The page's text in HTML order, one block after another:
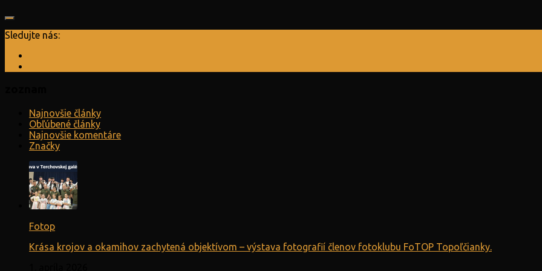
Sledujte nás:
Najnovšie články
Obľúbené články
Najnovšie komentáre
Značky
Fotop
Krása krojov a okamihov zachytená objektívom – výstava fotografií členov fotoklubu FoTOP Topoľčianky.